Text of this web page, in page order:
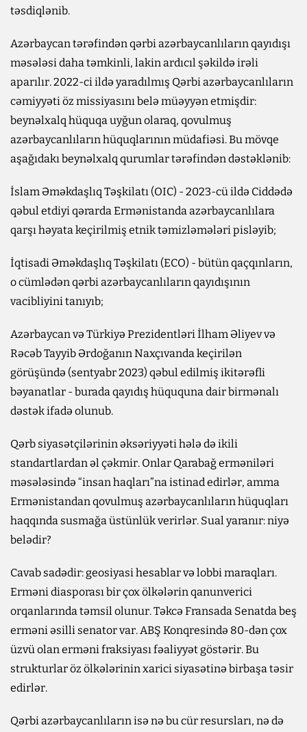
təsdiqlənib.
Azərbaycan tərəfindən qərbi azərbaycanlıların qayıdışı
məsələsi daha təmkinli, lakin ardıcıl şəkildə irəli
aparılır. 2022-ci ildə yaradılmış Qərbi azərbaycanlıların
cəmiyyəti öz missiyasını belə müəyyən etmişdir:
beynəlxalq hüquqa uyğun olaraq, qovulmuş
azərbaycanlıların hüquqlarının müdafiəsi. Bu mövqe
aşağıdakı beynəlxalq qurumlar tərəfindən dəstəklənib:
İslam Əməkdaşlıq Təşkilatı (OIC) - 2023-cü ildə Ciddədə
qəbul etdiyi qərarda Ermənistanda azərbaycanlılara
qarşı həyata keçirilmiş etnik təmizləmələri pisləyib;
İqtisadi Əməkdaşlıq Təşkilatı (ECO) - bütün qaçqınların,
o cümlədən qərbi azərbaycanlıların qayıdışının
vacibliyini tanıyıb;
Azərbaycan və Türkiyə Prezidentləri İlham Əliyev və
Rəcəb Tayyib Ərdoğanın Naxçıvanda keçirilən
görüşündə (sentyabr 2023) qəbul edilmiş ikitərəfli
bəyanatlar - burada qayıdış hüququna dair birmənalı
dəstək ifadə olunub.
Qərb siyasətçilərinin əksəriyyəti hələ də ikili
standartlardan əl çəkmir. Onlar Qarabağ erməniləri
məsələsində “insan haqları”na istinad edirlər, amma
Ermənistandan qovulmuş azərbaycanlıların hüquqları
haqqında susmağa üstünlük verirlər. Sual yaranır: niyə
belədir?
Cavab sadədir: geosiyasi hesablar və lobbi maraqları.
Erməni diasporası bir çox ölkələrin qanunverici
orqanlarında təmsil olunur. Təkcə Fransada Senatda beş
erməni əsilli senator var. ABŞ Konqresində 80-dən çox
üzvü olan erməni fraksiyası fəaliyyət göstərir. Bu
strukturlar öz ölkələrinin xarici siyasətinə birbaşa təsir
edirlər.
Qərbi azərbaycanlıların isə nə bu cür resursları, nə də